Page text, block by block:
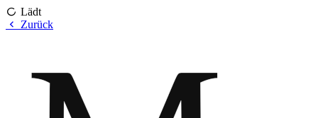
Lädt
Zurück